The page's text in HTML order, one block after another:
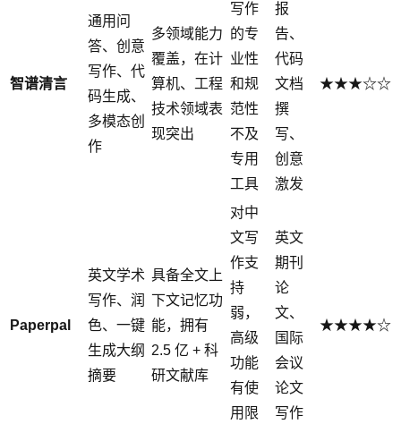
智谱清言
通用问
答、创意
写作、代
码生成、
多模态创
作
多领域能力
覆盖，在计
算机、工程
技术领域表
现突出
写作
的专
业性
和规
范性
不及
专用
工具
报
告、
代码
文档
撰
写、
创意
激发
★★★☆☆
Paperpal
英文学术
写作、润
色、一键
生成大纲
摘要
具备全文上
下文记忆功
能，拥有
2.5 亿 + 科
研文献库
对中
文写
作支
持
弱，
高级
功能
有使
用限
英文
期刊
论
文、
国际
会议
论文
写作
★★★★☆